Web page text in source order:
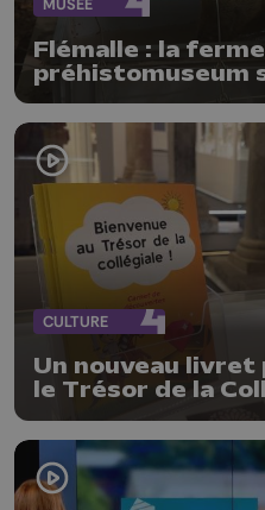
MUSÉE
Flémalle : la
préhistomuseum
CULTURE
Un nouveau
le Trésor de la